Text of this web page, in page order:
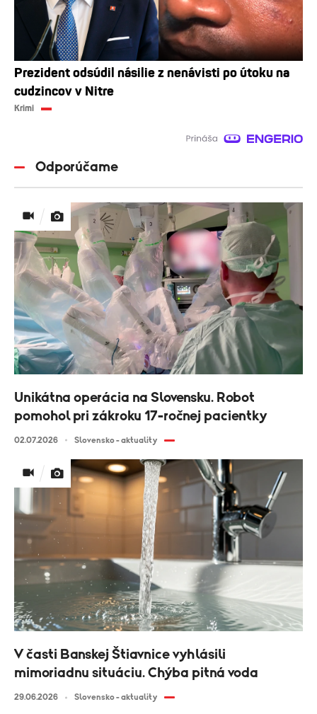
Prezident odsúdil násilie z nenávisti po útoku na
cudzincov v Nitre
Krimi
Odporúčame
Unikátna operácia na Slovensku. Robot
pomohol pri zákroku 17-ročnej pacientky
02.07.2026 Slovensko - aktuality
V časti Banskej Štiavnice vyhlásili
mimoriadnu situáciu. Chýba pitná voda
29.06.2026 Slovensko - aktuality